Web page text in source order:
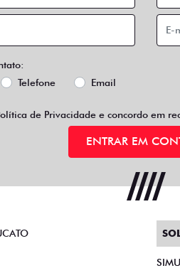
Telefone Email
de Privacidadee concordo em
ENTRAR EM